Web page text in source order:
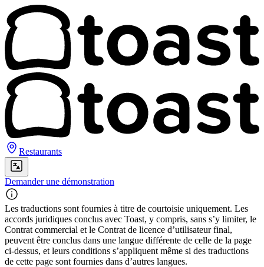
Restaurants
Demander une démonstration
Les traductions sont fournies à titre de courtoisie uniquement. Les
accords juridiques conclus avec Toast, y compris, sans s’y limiter, le
Contrat commercial et le Contrat de licence d’utilisateur final,
peuvent être conclus dans une langue différente de celle de la page
ci-dessus, et leurs conditions s’appliquent même si des traductions
de cette page sont fournies dans d’autres langues.